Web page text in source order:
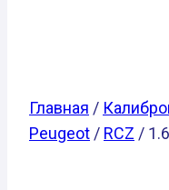
Главная /
Peugeot / RCZ /